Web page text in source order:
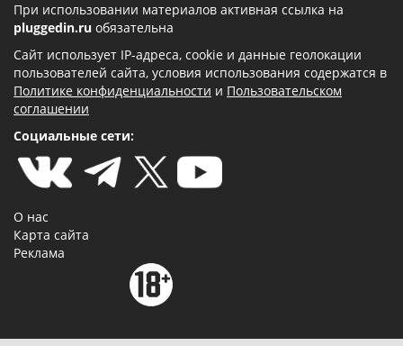
При использовании материалов активная ссылка на
pluggedin.ru обязательна
Сайт использует IP-адреса, cookie и данные геолокации
пользователей сайта, условия использования содержатся в
Политике конфиденциальности и Пользовательском
соглашении
Социальные сети:
О нас
Карта сайта
Реклама